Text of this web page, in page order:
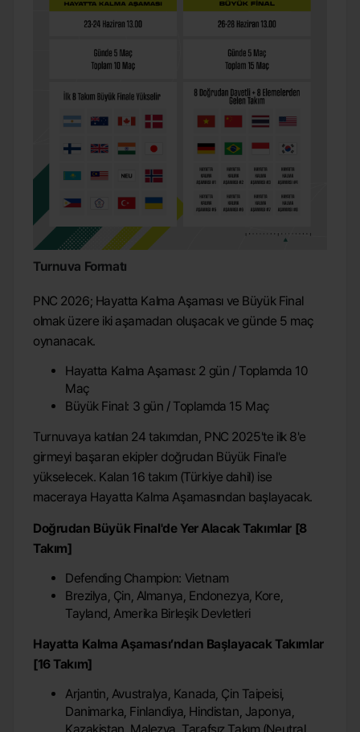
Turnuva Formatı
PNC 2026; Hayatta Kalma Aşaması ve Büyük Final
olmak üzere iki aşamadan oluşacak ve günde 5 maç
oynanacak.
Hayatta Kalma Aşaması: 2 gün / Toplamda 10
Maç
Büyük Final: 3 gün / Toplamda 15 Maç
Turnuvaya katılan 24 takımdan, PNC 2025'te ilk 8'e
girmeyi başaran ekipler doğrudan Büyük Final'e
yükselecek. Kalan 16 takım (Türkiye dahil) ise
maceraya Hayatta Kalma Aşamasından başlayacak.
Doğrudan Büyük Final'de Yer Alacak Takımlar [8
Takım]
Defending Champion: Vietnam
Brezilya, Çin, Almanya, Endonezya, Kore,
Tayland, Amerika Birleşik Devletleri
Hayatta Kalma Aşaması’ndan Başlayacak Takımlar
[16 Takım]
Arjantin, Avustralya, Kanada, Çin Taipeisi,
Danimarka, Finlandiya, Hindistan, Japonya,
Kazakistan, Malezya, Tarafsız Takım (Neutral